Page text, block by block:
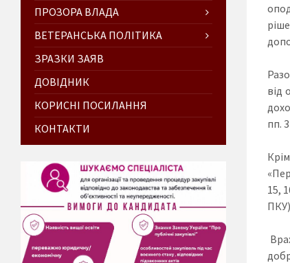
від
пп.
15,
ПРОЗОРА ВЛАДА
ВЕТЕРАНСЬКА ПОЛІТИКА
ЗРАЗКИ ЗАЯВ
ДОВІДНИК
КОРИСНІ ПОСИЛАННЯ
КОНТАКТИ